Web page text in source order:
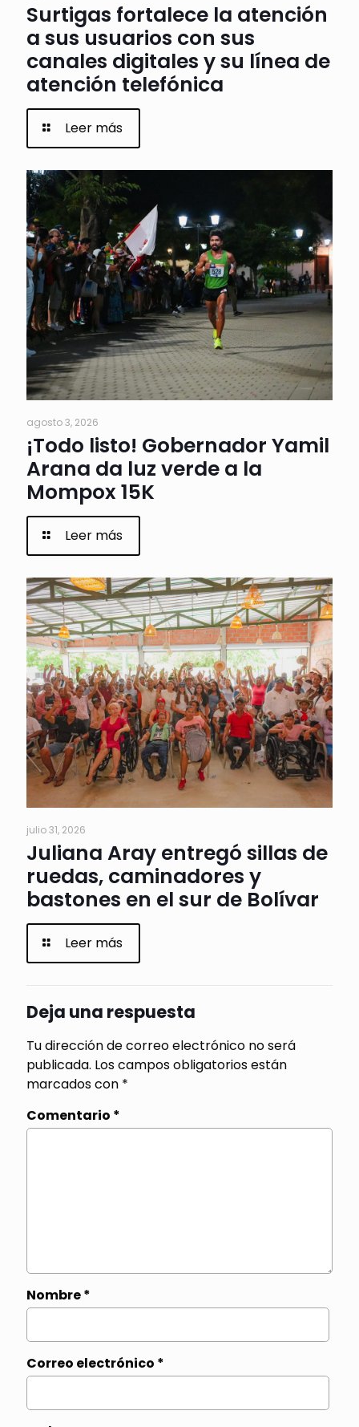
Surtigas fortalece la atención
a sus usuarios con sus
canales digitales y su línea de
atención telefónica
Leer más
agosto 3, 2026
¡Todo listo! Gobernador Yamil
Arana da luz verde a la
Mompox 15K
Leer más
julio 31, 2026
Juliana Aray entregó sillas de
ruedas, caminadores y
bastones en el sur de Bolívar
Leer más
Deja una respuesta
Tu dirección de correo electrónico no será
publicada. Los campos obligatorios están
marcados con *
Comentario *
Nombre*
Correo electrónico *